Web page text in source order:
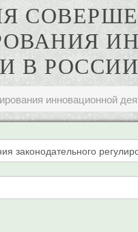
В РОССИИ
инновационной